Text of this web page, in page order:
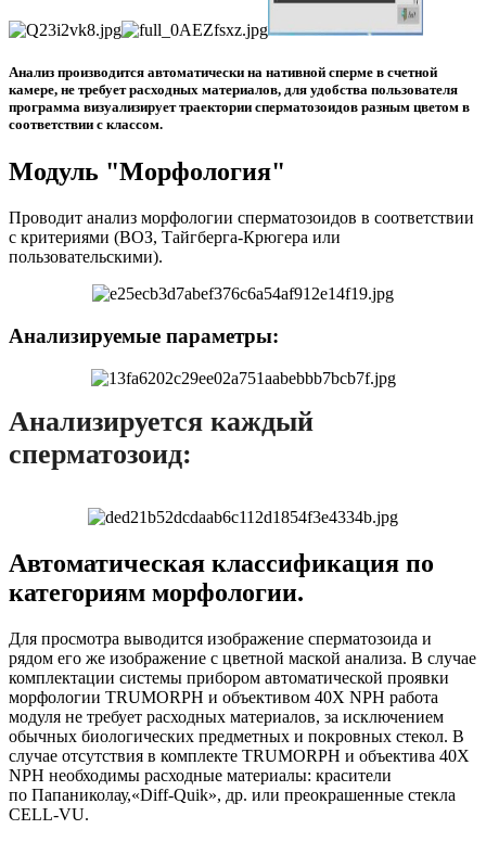
Анализ производится автоматически на нативной сперме в счетной
камере, не требует расходных материалов, для удобства пользователя
программа визуализирует траектории сперматозоидов разным цветом в
соответствии с классом.
Модуль "Морфология"
Проводит анализ морфологии сперматозоидов в соответствии
с критериями (ВОЗ, Тайгберга-Крюгера или
пользовательскими).
Анализируемые параметры:
Анализируется каждый
сперматозоид:
Автоматическая классификация по
категориям морфологии.
Для просмотра выводится изображение сперматозоида и
рядом его же изображение с цветной маской анализа. В случае
комплектации системы прибором автоматической проявки
морфологии TRUMORPH и объективом 40Х NPH работа
модуля не требует расходных материалов, за исключением
обычных биологических предметных и покровных стекол. В
случае отсутствия в комплекте TRUMORPH и объектива 40Х
NPH необходимы расходные материалы: красители
по Папаниколау,«Diff-Quik», др. или преокрашенные стекла
CELL-VU.